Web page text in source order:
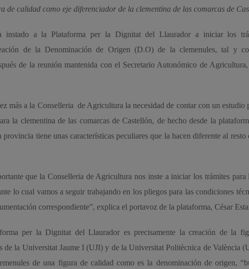
de calidad como eje diferenciador de la clementina de las comarcas de
instado a la Plataforma per la Dignitat del Llaurador a iniciar los
de la Denominación de Origen (D.O) de la clemenules, tal y
de la reunión mantenida con el Secretario Autonómico de
más a la Conselleria de Agricultura la necesidad de contar con un estudio
la clementina de las comarcas de Castellón, de hecho desde la
tiene unas características peculiares que la hacen diferente al resto
que la Conselleria de Agricultura nos inste a iniciar los trámites
lo cual vamos a seguir trabajando en los pliegos para las condiciones
correspondiente”, explica el portavoz de la plataforma, César
per la Dignitat del Llaurador es precisamente la creación de la
de la Universitat Jaume I (UJI) y de la Universitat Politècnica de València
de una figura de calidad como es la denominación de origen,